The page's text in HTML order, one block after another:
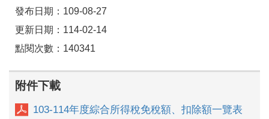
發布日期：109-08-27
更新日期：114-02-14
點閱次數：140341
附件下載
103-114年度綜合所得稅免稅額、扣除額一覽表